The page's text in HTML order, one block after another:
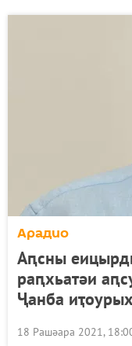
Арадио
Аԥсны
раԥхьатәи
Ҷанба
18 Рашәара 2021,